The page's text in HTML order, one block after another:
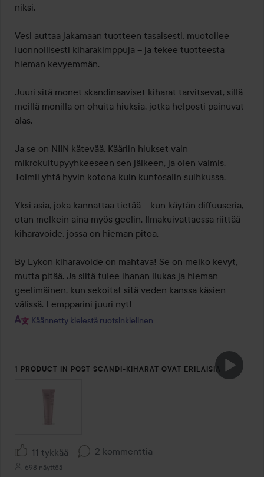
niksi.
Vesi auttaa jakamaan tuotteen tasaisesti, muotoilee
luonnollisesti kiharakimppuja – ja tekee tuotteesta
hieman kevyemmän.
Juuri sitä monet skandinaaviset kiharat tarvitsevat, sillä
meillä monilla on ohuita hiuksia, jotka helposti painuvat
alas.
Ja se on NIIN kätevää. Kääriin hiukset vain
mikrokuitupyyhkeeseen sen jälkeen, ja olen valmis.
Toimii yhtä hyvin kotona kuin kuntosalin suihkussa.
Yksi asia, joka kannattaa tietää – kun käytän diffuuseria,
otan melkein aina myös geelin. Ilmakuivattaessa riittää
kiharavoide, jossa on hieman pitoa.
By Lykon kiharavoide on mahtava! Se on melko kevyt,
mutta pitää. Ja siitä tulee ihanan liukas ja hieman
geelimäinen, kun sekoitat sitä veden kanssa käsien
välissä. Lempparini juuri nyt!
Käännetty kielestä ruotsinkielinen
1 PRODUCT IN POST SCANDI-KIHARAT OVAT ERILAISIA
11 tykkää 2 kommenttia
698 näyttöä